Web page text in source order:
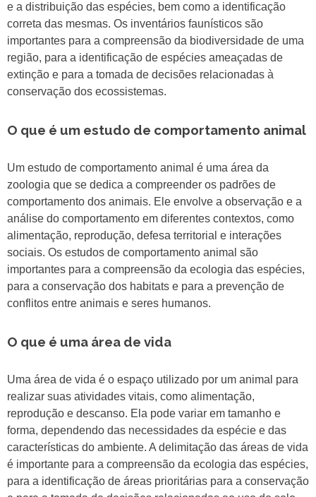
e a distribuição das espécies, bem como a identificação
correta das mesmas. Os inventários faunísticos são
importantes para a compreensão da biodiversidade de uma
região, para a identificação de espécies ameaçadas de
extinção e para a tomada de decisões relacionadas à
conservação dos ecossistemas.
O que é um estudo de comportamento animal
Um estudo de comportamento animal é uma área da
zoologia que se dedica a compreender os padrões de
comportamento dos animais. Ele envolve a observação e a
análise do comportamento em diferentes contextos, como
alimentação, reprodução, defesa territorial e interações
sociais. Os estudos de comportamento animal são
importantes para a compreensão da ecologia das espécies,
para a conservação dos habitats e para a prevenção de
conflitos entre animais e seres humanos.
O que é uma área de vida
Uma área de vida é o espaço utilizado por um animal para
realizar suas atividades vitais, como alimentação,
reprodução e descanso. Ela pode variar em tamanho e
forma, dependendo das necessidades da espécie e das
características do ambiente. A delimitação das áreas de vida
é importante para a compreensão da ecologia das espécies,
para a identificação de áreas prioritárias para a conservação